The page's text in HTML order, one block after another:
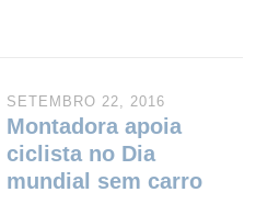
SETEMBRO 22, 2016
Montadora apoia
ciclista no Dia
mundial sem carro